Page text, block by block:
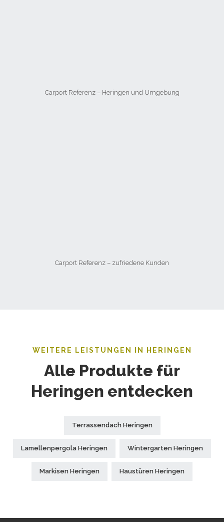
Carport Referenz – Heringen und Umgebung
Carport Referenz – zufriedene Kunden
WEITERE LEISTUNGEN IN HERINGEN
Alle Produkte für
Heringen entdecken
Terrassendach Heringen
Lamellenpergola Heringen Wintergarten Heringen
Markisen Heringen Haustüren Heringen